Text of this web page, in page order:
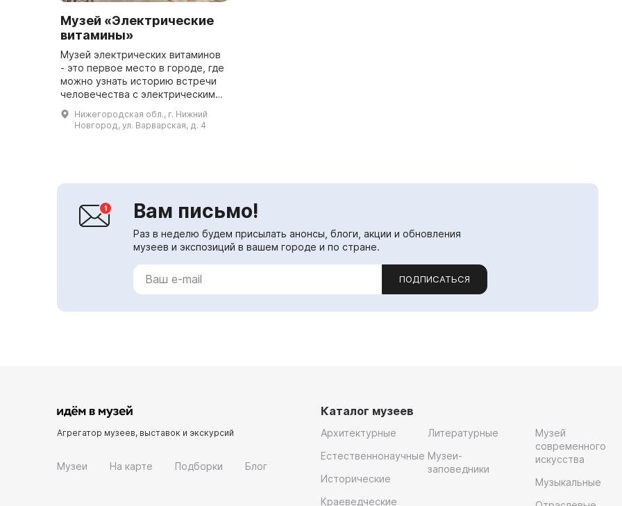
Музей «Электрические
витамины»
Музей электрических витаминов
- это первое место в городе, где
можно узнать историю встречи
человечества с электрическим
током и явлением
«Электрические витамины». В
центре Нижнего Новгорода
Нижегородская обл., г. Нижний
Новгород, ул. Варварская, д. 4
Вам письмо!
Раз в неделю будем присылать анонсы, блоги, акции и обновления
музеев и экспозиций в вашем городе и по стране.
ПОДПИСАТЬСЯ
Агрегатор музеев, выставок и экскурсий
Музеи На карте Подборки Блог
Каталог музеев
Архитектурные
Естественнонаучные
Исторические
Краеведческие
Литературные
Музеи-
заповедники
Музей
современного
искусства
Музыкальные